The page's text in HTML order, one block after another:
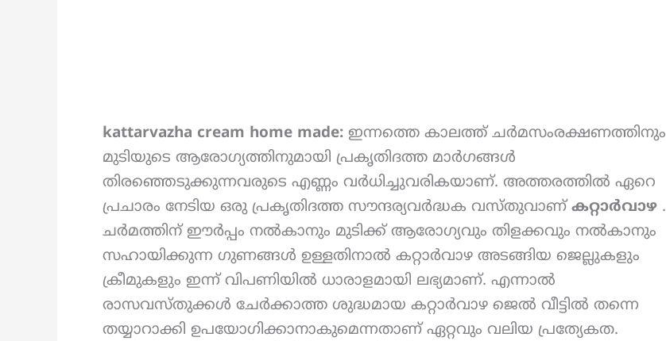
kattarvazha cream home made: ഇന്നത്തെ കാലത്ത് ചർമസംരക്ഷണത്തിനും
മുടിയുടെ ആരോഗ്യത്തിനുമായി പ്രകൃതിദത്ത മാർഗങ്ങൾ
തിരഞ്ഞെടുക്കുന്നവരുടെ എണ്ണം വർധിച്ചുവരികയാണ്. അത്തരത്തിൽ ഏറെ
പ്രചാരം നേടിയ ഒരു പ്രകൃതിദത്ത സൗന്ദര്യവർദ്ധക വസ്തുവാണ് കറ്റാർവാഴ .
ചർമത്തിന് ഈർപ്പം നൽകാനും മുടിക്ക് ആരോഗ്യവും തിളക്കവും നൽകാനും
സഹായിക്കുന്ന ഗുണങ്ങൾ ഉള്ളതിനാൽ കറ്റാർവാഴ അടങ്ങിയ ജെല്ലുകളും
ക്രീമുകളും ഇന്ന് വിപണിയിൽ ധാരാളമായി ലഭ്യമാണ്. എന്നാൽ
രാസവസ്തുക്കൾ ചേർക്കാത്ത ശുദ്ധമായ കറ്റാർവാഴ ജെൽ വീട്ടിൽ തന്നെ
തയ്യാറാക്കി ഉപയോഗിക്കാനാകുമെന്നതാണ് ഏറ്റവും വലിയ പ്രത്യേകത.